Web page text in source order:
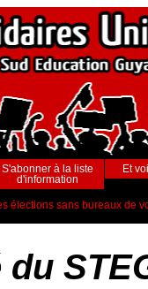
S'abonner à la liste
d'information
Et
élections sans bureaux de